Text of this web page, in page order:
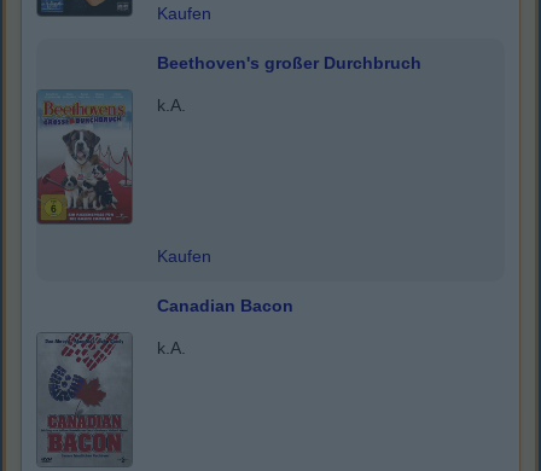
Kaufen
Beethoven's großer Durchbruch
k.A.
Kaufen
Canadian Bacon
k.A.